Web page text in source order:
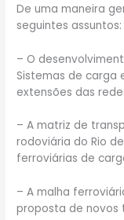
De uma maneira
seguintes assuntos:
– O
Sistemas de carga
extensões das
– A matriz de
rodoviária do Rio
ferroviárias de
– A malha
proposta de novos